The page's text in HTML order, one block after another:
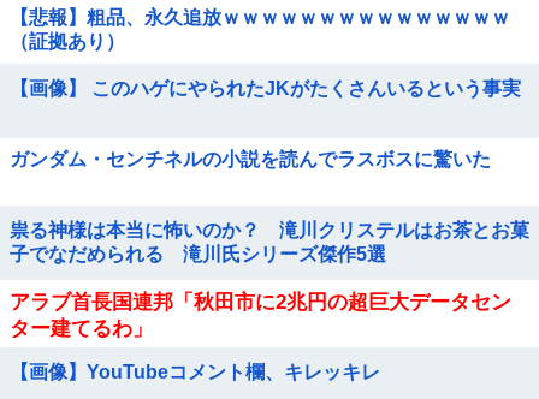
【悲報】粗品、永久追放ｗｗｗｗｗｗｗｗｗｗｗｗｗｗｗ
（証拠あり）
【画像】 このハゲにやられたJKがたくさんいるという事実
ガンダム・センチネルの小説を読んでラスボスに驚いた
祟る神様は本当に怖いのか？ 滝川クリステルはお茶とお菓
子でなだめられる 滝川氏シリーズ傑作5選
アラブ首長国連邦「秋田市に2兆円の超巨大データセン
ター建てるわ」
【画像】YouTubeコメント欄、キレッキレ